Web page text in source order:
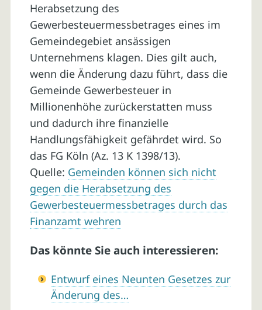
Herabsetzung des
Gewerbesteuermessbetrages eines im
Gemeindegebiet ansässigen
Unternehmens klagen. Dies gilt auch,
wenn die Änderung dazu führt, dass die
Gemeinde Gewerbesteuer in
Millionenhöhe zurückerstatten muss
und dadurch ihre finanzielle
Handlungsfähigkeit gefährdet wird. So
das FG Köln (Az. 13 K 1398/13).
Quelle: Gemeinden können sich nicht
gegen die Herabsetzung des
Gewerbesteuermessbetrages durch das
Finanzamt wehren
Das könnte Sie auch interessieren:
Entwurf eines Neunten Gesetzes zur
Änderung des…